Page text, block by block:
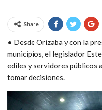
Share
• Desde Orizaba y con la
municipios, el legislador
ediles y servidores públicos
tomar decisiones.